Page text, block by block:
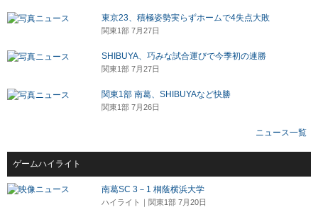
東京23、積極姿勢実らずホームで4失点大敗
関東1部 7月27日
SHIBUYA、巧みな試合運びで今季初の連勝
関東1部 7月27日
関東1部 南葛、SHIBUYAなど快勝
関東1部 7月26日
ニュース一覧
ゲームハイライト
南葛SC 3－1 桐蔭横浜大学
ハイライト｜関東1部 7月20日